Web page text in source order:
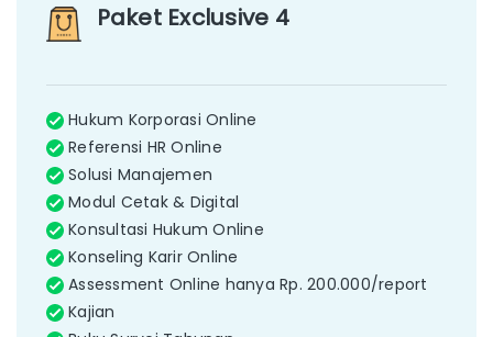
Paket Exclusive 4
Hukum Korporasi Online
Referensi HR Online
Solusi Manajemen
Modul Cetak & Digital
Konsultasi Hukum Online
Konseling Karir Online
Assessment Online hanya Rp. 200.000/report
Kajian